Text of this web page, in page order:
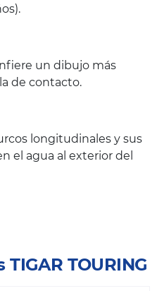
un dibujo más
de contacto.
longitudinales y sus
el agua al exterior del
TOURING